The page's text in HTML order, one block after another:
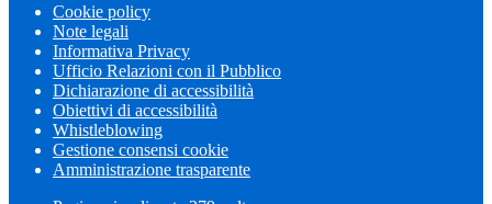
Cookie policy
Note legali
Informativa Privacy
Ufficio Relazioni con il Pubblico
Dichiarazione di accessibilità
Obiettivi di accessibilità
Whistleblowing
Gestione consensi cookie
Amministrazione trasparente